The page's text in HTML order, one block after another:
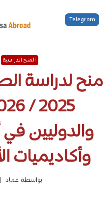
المحتوى
Telegram
المنح الدراسية
منح لدراسة
والدوليين
وأكاديميات
بواسطة عماد